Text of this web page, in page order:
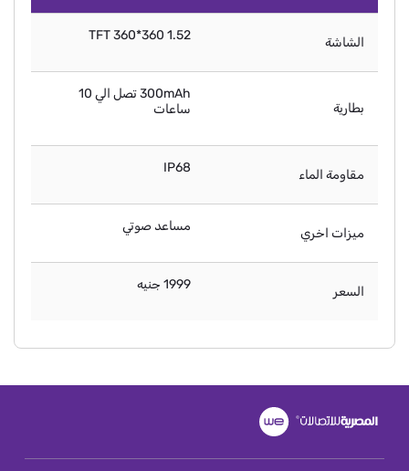
الشاشة 1.52 TFT 360*360
بطارية
300mAh تصل الي 10
ساعات
مقاومة الماء IP68
ميزات اخري مساعد صوتي
السعر 1999 جنيه